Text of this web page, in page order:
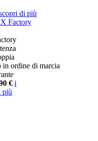
di più
Factory
in ordine di marcia
€ i
più